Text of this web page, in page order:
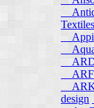
Textiles
design